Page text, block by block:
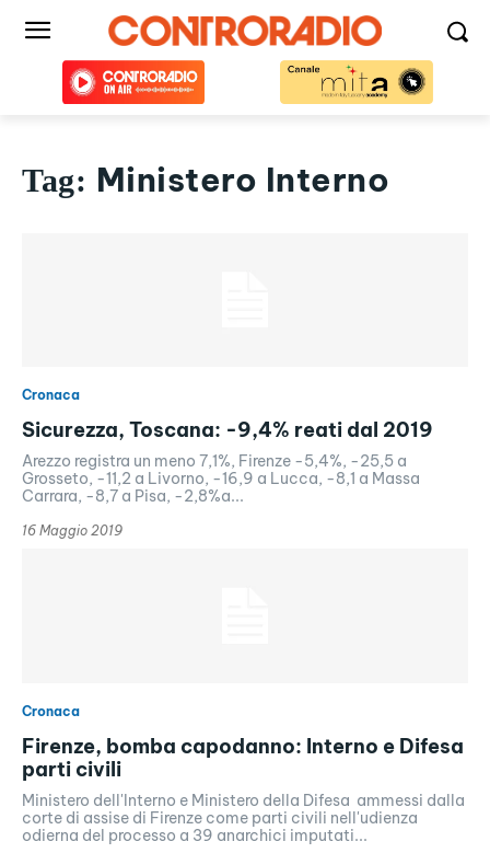
Tag: Ministero Interno
Cronaca
Sicurezza, Toscana: -9,4% reati dal 2019
Arezzo registra un meno 7,1%, Firenze -5,4%, -25,5 a
Grosseto, -11,2 a Livorno, -16,9 a Lucca, -8,1 a Massa
Carrara, -8,7 a Pisa, -2,8%a...
16 Maggio 2019
Cronaca
Firenze, bomba capodanno: Interno e Difesa
parti civili
Ministero dell'Interno e Ministero della Difesa ammessi dalla
corte di assise di Firenze come parti civili nell'udienza
odierna del processo a 39 anarchici imputati...